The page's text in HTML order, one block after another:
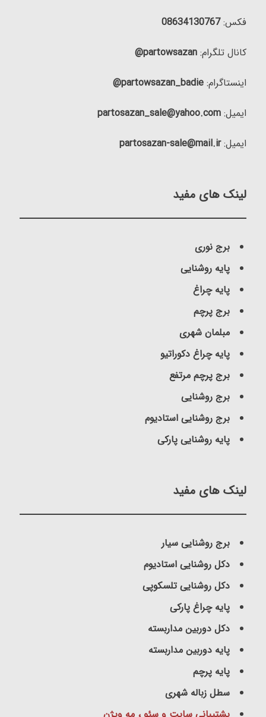
فکس:08634130767
کانال تلگرام:partowsazan@
اینستاگرام:partowsazan_badie@
ایمیل:partosazan_sale@yahoo.com
ایمیل:partosazan-sale@mail.ir
لینک های مفید
برج نوری
پایه روشنایی
پایه چراغ
برج پرچم
مبلمان شهری
پایه چراغ دکوراتیو
برج پرچم مرتفع
برج روشنایی
برج روشنایی استادیوم
پایه روشنایی پارکی
لینک های مفید
برج روشنایی سیار
دکل روشنایی استادیوم
دکل روشنایی تلسکوپی
پایه چراغ پارکی
دکل دوربین مداربسته
پایه دوربین مداربسته
پایه پرچم
سطل زباله شهری